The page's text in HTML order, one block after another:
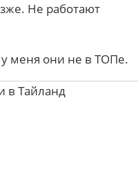
Не работают
у меня они не в ТОПе.